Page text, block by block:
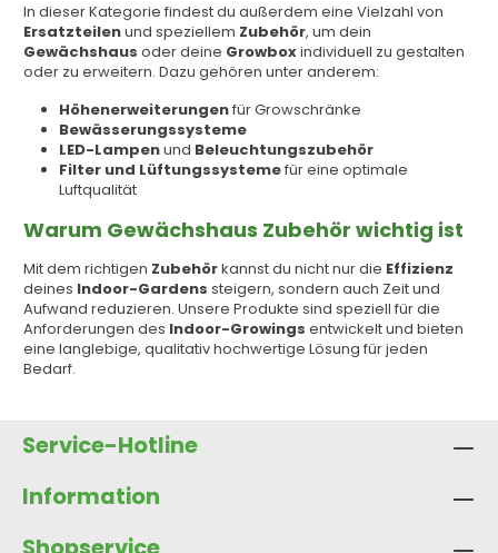
In dieser Kategorie findest du außerdem eine Vielzahl von
Ersatzteilenund speziellem Zubehör, um dein
Gewächshaus oder deine Growboxindividuell zu gestalten
oder zu erweitern. Dazu gehören unter anderem:
Höhenerweiterungenfür Growschränke
Bewässerungssysteme
LED-Lampenund Beleuchtungszubehör
Filter und Lüftungssystemefür eine optimale
Luftqualität
Warum Gewächshaus Zubehör wichtig ist
Mit dem richtigen Zubehörkannst du nicht nur die Effizienz
deines Indoor-Gardens steigern, sondern auch Zeit und
Aufwand reduzieren. Unsere Produkte sind speziell für die
Anforderungen des Indoor-Growings entwickelt und bieten
eine langlebige, qualitativ hochwertige Lösung für jeden
Bedarf.
Service-Hotline
Information